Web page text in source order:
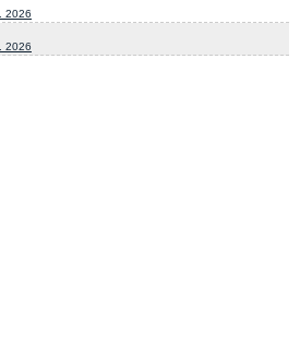
2026
2026